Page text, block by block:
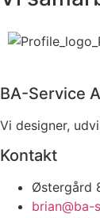
BA-Service
Vi designer,
Kontakt
Østergård
brian@ba-